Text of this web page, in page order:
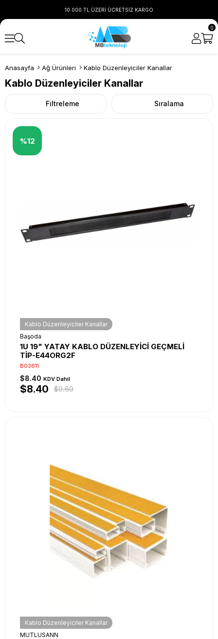
10.000 TL ÜZERİ ÜCRETSİZ KARGO
0
Anasayfa Ağ Ürünleri Kablo Düzenleyiciler Kanallar
Kablo Düzenleyiciler Kanallar
Filtreleme Sıralama
Kablo Düzenleyiciler Kanallar
Başoda
1U 19" YATAY KABLO DÜZENLEYİCİ GEÇMELİ
TİP-E44ORG2F
B03611
$8.40 KDV Dahil
$8.40 $9.60
%12
Kablo Düzenleyiciler Kanallar
MUTLUSANN